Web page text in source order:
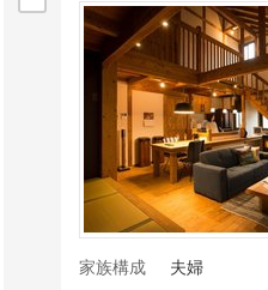
家族構成
夫婦